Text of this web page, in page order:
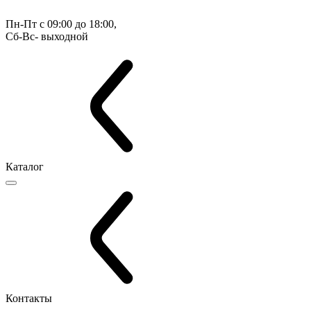
Пн-Пт с 09:00 до 18:00,
Сб-Вс- выходной
Каталог
Контакты